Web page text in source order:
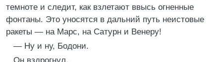
темноте и следит, как взлетают ввысь огненные
фонтаны. Это уносятся в дальний путь неистовые
ракеты — на Марс, на Сатурн и Венеру!
— Ну и ну, Бодони.